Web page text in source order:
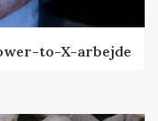
to-X-arbejde